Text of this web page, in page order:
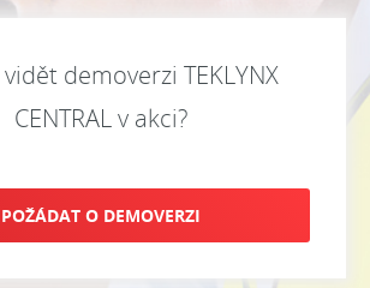
demoverzi TEKLYNX
CENTRAL v akci?
POŽÁDAT O DEMOVERZI